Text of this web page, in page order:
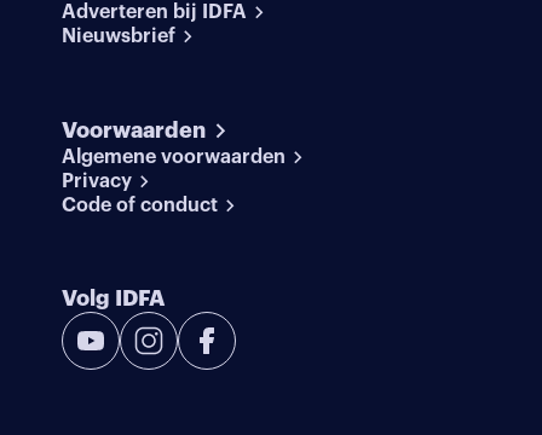
Adverteren bij IDFA
Nieuwsbrief
Voorwaarden
Algemene voorwaarden
Privacy
Code of conduct
Volg IDFA